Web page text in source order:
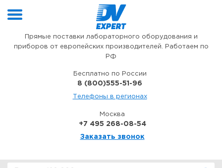
Прямые поставки лабораторного оборудования и
приборов от европейских производителей. Работаем по
РФ
Бесплатно по России
8 (800)555-51-96
Телефоны в регионах
Москва
+7 495 268-08-54
Заказать звонок